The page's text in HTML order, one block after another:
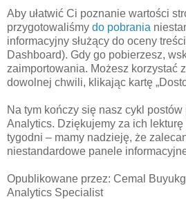
Aby ułatwić Ci poznanie wartości
przygotowaliśmy do pobrania
informacyjny służący do oceny
Dashboard). Gdy go pobierzesz,
zaimportowania. Możesz korzystać
dowolnej chwili, klikając kartę
Na tym kończy się nasz cykl
Analytics. Dziękujemy za ich
tygodni – mamy nadzieję, że
niestandardowe panele
Opublikowane przez: Cemal
Analytics Specialist